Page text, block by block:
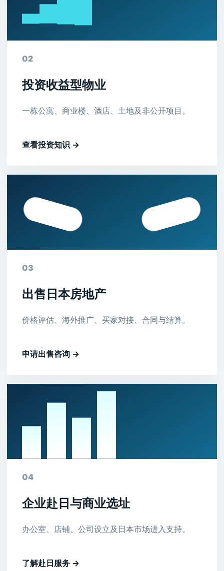
02
投资收益型物业
一栋公寓、商业楼、酒店、土地及非公开项目。
查看投资知识 →
03
出售日本房地产
价格评估、海外推广、买家对接、合同与结算。
申请出售咨询 →
04
企业赴日与商业选址
办公室、店铺、公司设立及日本市场进入支持。
了解赴日服务 →